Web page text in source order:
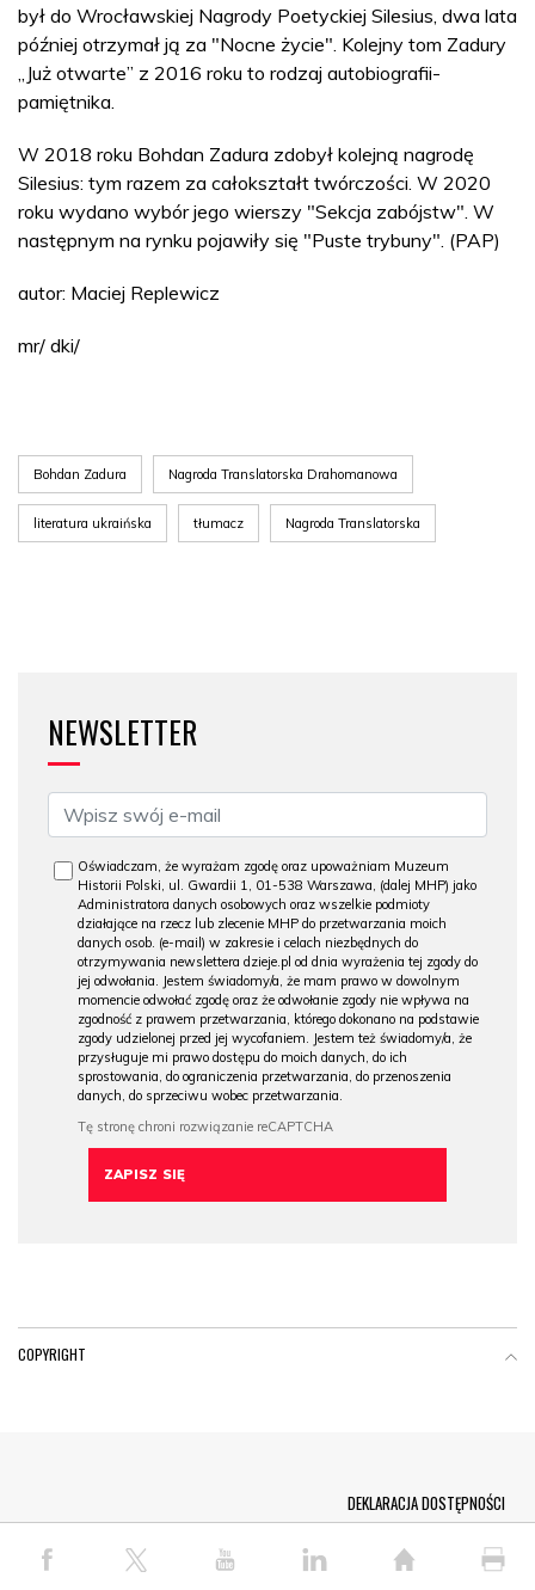
był do Wrocławskiej Nagrody Poetyckiej Silesius, dwa lata
później otrzymał ją za "Nocne życie". Kolejny tom Zadury
„Już otwarte” z 2016 roku to rodzaj autobiografii-
pamiętnika.
W 2018 roku Bohdan Zadura zdobył kolejną nagrodę
Silesius: tym razem za całokształt twórczości. W 2020
roku wydano wybór jego wierszy "Sekcja zabójstw". W
następnym na rynku pojawiły się "Puste trybuny". (PAP)
autor: Maciej Replewicz
mr/ dki/
Bohdan Zadura Nagroda Translatorska Drahomanowa
literatura ukraińska tłumacz Nagroda Translatorska
NEWSLETTER
Oświadczam, że wyrażam zgodę oraz upoważniam Muzeum
Historii Polski, ul. Gwardii 1, 01-538 Warszawa, (dalej MHP) jako
Administratora danych osobowych oraz wszelkie podmioty
działające na rzecz lub zlecenie MHP do przetwarzania moich
danych osob. (e-mail) w zakresie i celach niezbędnych do
otrzymywania newslettera dzieje.pl od dnia wyrażenia tej zgody do
jej odwołania. Jestem świadomy/a, że mam prawo w dowolnym
momencie odwołać zgodę oraz że odwołanie zgody nie wpływa na
zgodność z prawem przetwarzania, którego dokonano na podstawie
zgody udzielonej przed jej wycofaniem. Jestem też świadomy/a, że
przysługuje mi prawo dostępu do moich danych, do ich
sprostowania, do ograniczenia przetwarzania, do przenoszenia
danych, do sprzeciwu wobec przetwarzania.
COPYRIGHT
© COPYRIGHT PAP 2026
DEKLARACJA DOSTĘPNOŚCI